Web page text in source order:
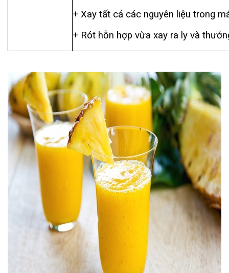
+ Xay tất cả các nguyên liệu trong
+ Rót hỗn hợp vừa xay ra ly và